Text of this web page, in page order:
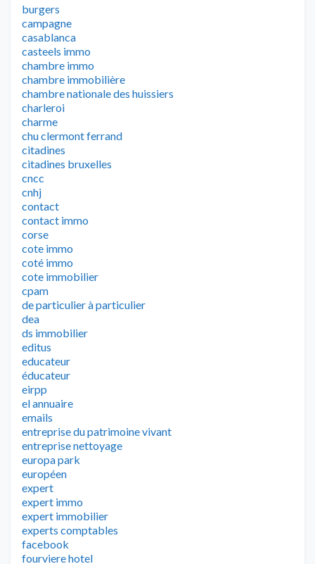
burgers
campagne
casablanca
casteels immo
chambre immo
chambre immobilière
chambre nationale des huissiers
charleroi
charme
chu clermont ferrand
citadines
citadines bruxelles
cncc
cnhj
contact
contact immo
corse
cote immo
coté immo
cote immobilier
cpam
de particulier à particulier
dea
ds immobilier
editus
educateur
éducateur
eirpp
el annuaire
emails
entreprise du patrimoine vivant
entreprise nettoyage
europa park
européen
expert
expert immo
expert immobilier
experts comptables
facebook
fourviere hotel